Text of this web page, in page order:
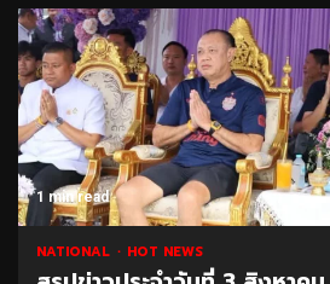
1 min read
NATIONAL HOT NEWS